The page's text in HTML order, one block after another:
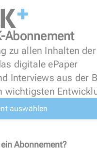
Abonnement
zu allen Inhalten der
digitale ePaper
Interviews aus der
wichtigsten
auswählen
Abonnement?